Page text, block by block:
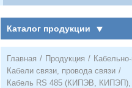
Каталог продукции
Главная / Продукция /
Кабели связи, провода связи /
Кабель RS 485 (КИПЭВ, КИПЭП),